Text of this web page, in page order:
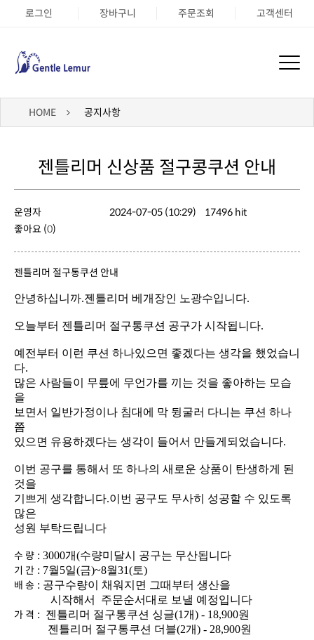
로그인 장바구니 주문조회 고객센터
HOME 공지사항
젠틀리머 신상품 절구콩쿠션 안내
운영자 2024-07-05 (10:29)
17496 hit
좋아요 (0)
젠틀리머 절구통쿠션 안내
안녕하십니까.젠틀리머 베개장인 노광수입니다.
오늘부터 젠틀리머 절구통쿠션 공구가 시작됩니다.
다.
을
쯤
있으면 유용하겠다는 생각이 들어서 만들게되었습니다.
것을
많은
성원 부탁드립니다
수 량 : 3000개(수량미달시 공구는 무산됩니다
기 간 : 7월5일(금)~8월31(토)
배 송 : 공구수량이 채워지면 그때부터 생산을
시작해서 주문순서대로 보낼 예정입니다
가 격 : 젠틀리머 절구통쿠션 싱글(1개) - 18,900원
젠틀리머 절구통쿠션 더블(2개) - 28,900원